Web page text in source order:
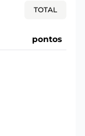
TOTAL
pontos